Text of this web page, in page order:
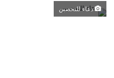
دعاء للتحصين